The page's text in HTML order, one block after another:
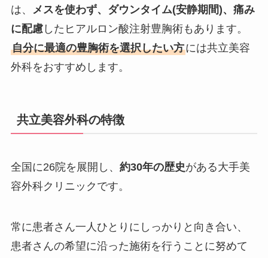
は、
メスを使わず、ダウンタイム(安静期間)、痛み
に配慮したヒアルロン酸注射豊胸術もあります。
自分に最適の豊胸術を選択したい方には共立美容
外科をおすすめします。
共立美容外科の特徴
全国に26院を展開し、 約30年の歴史がある大手美
容外科クリニックです。
常に患者さん一人ひとりにしっかりと向き合い、
患者さんの希望に沿った施術を行うことに努めて